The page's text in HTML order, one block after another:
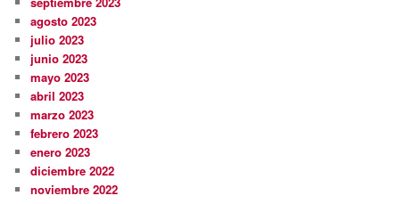
agosto 2023
julio 2023
junio 2023
mayo 2023
abril 2023
marzo 2023
febrero 2023
enero 2023
diciembre 2022
noviembre 2022